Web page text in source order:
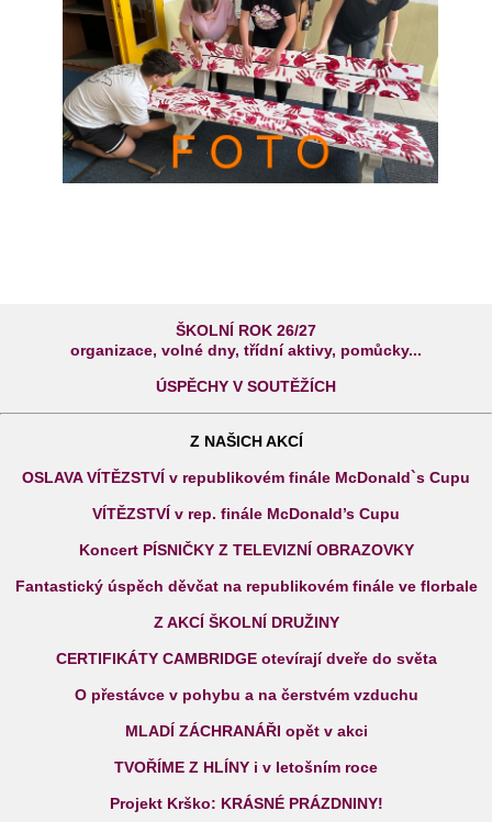
ŠKOLNÍ ROK 26/27
organizace, volné dny, třídní aktivy, pomůcky...
ÚSPĚCHY V SOUTĚŽÍCH
Z NAŠICH AKCÍ
OSLAVA VÍTĚZSTVÍ v republikovém finále McDonald`s Cupu
VÍTĚZSTVÍ v rep. finále McDonald’s Cupu
Koncert PÍSNIČKY Z TELEVIZNÍ OBRAZOVKY
Fantastický úspěch děvčat na republikovém finále ve florbale
Z AKCÍ ŠKOLNÍ DRUŽINY
CERTIFIKÁTY CAMBRIDGE otevírají dveře do světa
O přestávce v pohybu a na čerstvém vzduchu
MLADÍ ZÁCHRANÁŘI opět v akci
TVOŘÍME Z HLÍNY i v letošním roce
Projekt Krško: KRÁSNÉ PRÁZDNINY!